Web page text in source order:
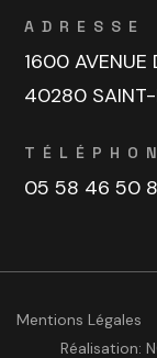
ADRESSE
1600 AVENUE
40280 SAINT-
05 58 46 50
Mentions Légales
Réalisation: